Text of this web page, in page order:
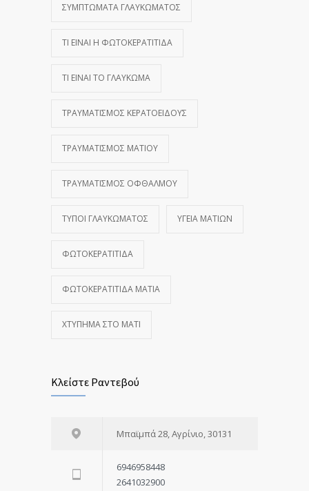
ΣΥΜΠΤΏΜΑΤΑ ΓΛΑΥΚΏΜΑΤΟΣ
ΤΙ ΕΊΝΑΙ Η ΦΩΤΟΚΕΡΑΤΊΤΙΔΑ
ΤΙ ΕΊΝΑΙ ΤΟ ΓΛΑΎΚΩΜΑ
ΤΡΑΥΜΑΤΙΣΜΌΣ ΚΕΡΑΤΟΕΙΔΟΎΣ
ΤΡΑΥΜΑΤΙΣΜΌΣ ΜΑΤΙΟΎ
ΤΡΑΥΜΑΤΙΣΜΌΣ ΟΦΘΑΛΜΟΎ
ΤΎΠΟΙ ΓΛΑΥΚΏΜΑΤΟΣ ΥΓΕΊΑ ΜΑΤΙΏΝ
ΦΩΤΟΚΕΡΑΤΊΤΙΔΑ
ΦΩΤΟΚΕΡΑΤΊΤΙΔΑ ΜΆΤΙΑ
ΧΤΎΠΗΜΑ ΣΤΟ ΜΆΤΙ
Κλείστε Ραντεβού
Μπαϊμπά 28, Αγρίνιο, 30131
6946958448
2641032900